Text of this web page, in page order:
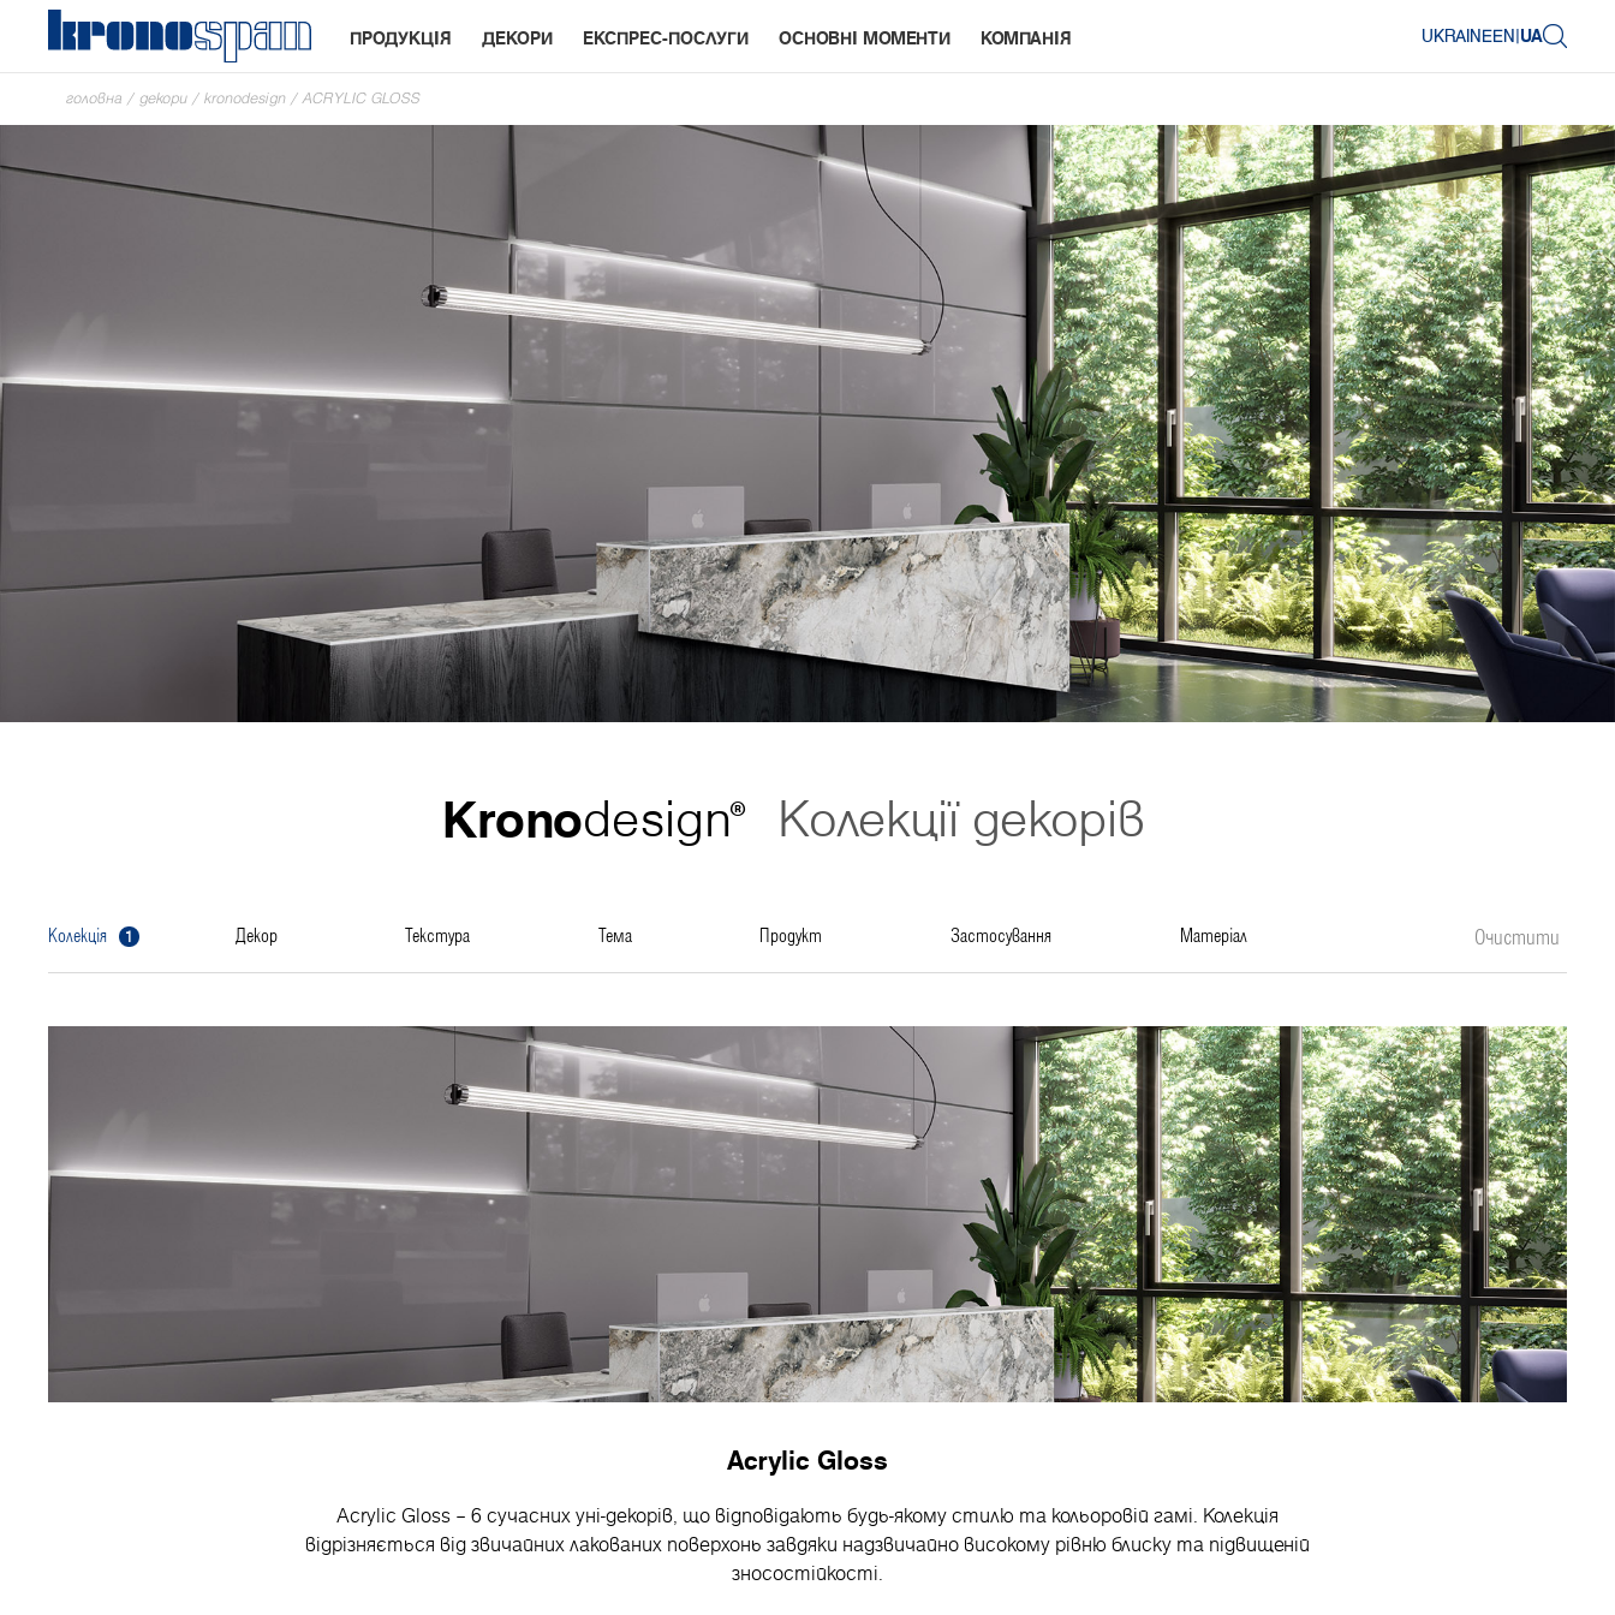
ПРОДУКЦІЯ ДЕКОРИ ЕКСПРЕС-ПОСЛУГИ ОСНОВНІ МОМЕНТИ КОМПАНІЯ UKRAINEEN|UA
головна / декори / kronodesign /ACRYLIC GLOSS
Kronodesign® Колекції декорів
колекція 1 декор текстура тема продукт застосування матеріал Очистити
Acrylic Gloss
Acrylic Gloss – 6 сучасних уні-декорів, що відповідають будь-якому стилю та кольоровій гамі. Колекція
відрізняється від звичайних лакованих поверхонь завдяки надзвичайно високому рівню блиску та підвищеній
зносостійкості.